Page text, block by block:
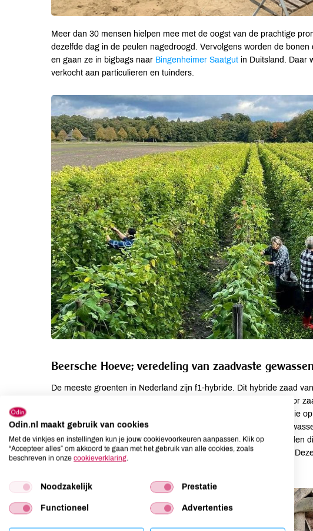
Meer dan 30 mensen hielpen mee met de oogst van de prachtige
dezelfde dag in de peulen nagedroogd. Vervolgens worden de
en gaan ze in bigbags naar Bingenheimer Saatgut in Duitsland. Daar
verkocht aan particulieren en tuinders.
Beersche Hoeve; veredeling van zaadvaste gewassen
De meeste groenten in Nederland zijn f1-hybride. Dit hybride zaad
gebruikt worden om zelf mee door te kweken of te veredelen. Door
daarvan te vermeerderen, draagt de boerderij bij aan meer variatie
deze gewassen zelf weer verder kweken en veredelen, en de
teeltomstandigheden van hun regio. Op de Beersche Hoeve worden
vermeerderd. Van stokbonen bestaan geen f1-hybride varianten.
Odin.nl maakt gebruik van cookies
Met de vinkjes en instellingen kun je jouw cookievoorkeuren aanpassen. Klik op
“Accepteer alles” om akkoord te gaan met het gebruik van alle cookies, zoals
beschreven in onze cookieverklaring.
Noodzakelijk Prestatie
Functioneel Advertenties